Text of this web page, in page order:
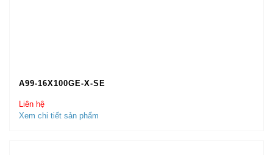
A99-16X100GE-X-SE
Liên hệ
Xem chi tiết sản phẩm